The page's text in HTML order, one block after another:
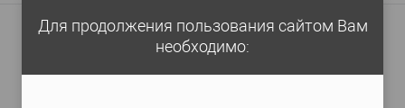
Стеновая панель Orac decor W212
VALLEY FOOP
Для продолжения пользования сайтом Вам
необходимо: